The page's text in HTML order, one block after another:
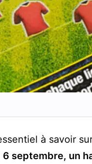
à savoir
6 septembre, un